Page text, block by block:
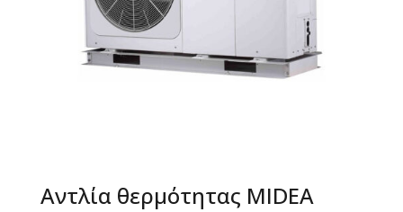
Αντλία θερμότητας MIDEA